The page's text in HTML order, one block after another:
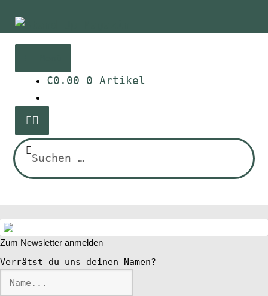
Zur
Navigation
Zum
Inhalt
News
Wing und Foil
Das Magazin
€0.00 0 Artikel
Suchen
nach:
Zum Newsletter anmelden
Verrätst du uns deinen Namen?